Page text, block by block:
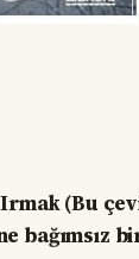
(Bu
bağımsız